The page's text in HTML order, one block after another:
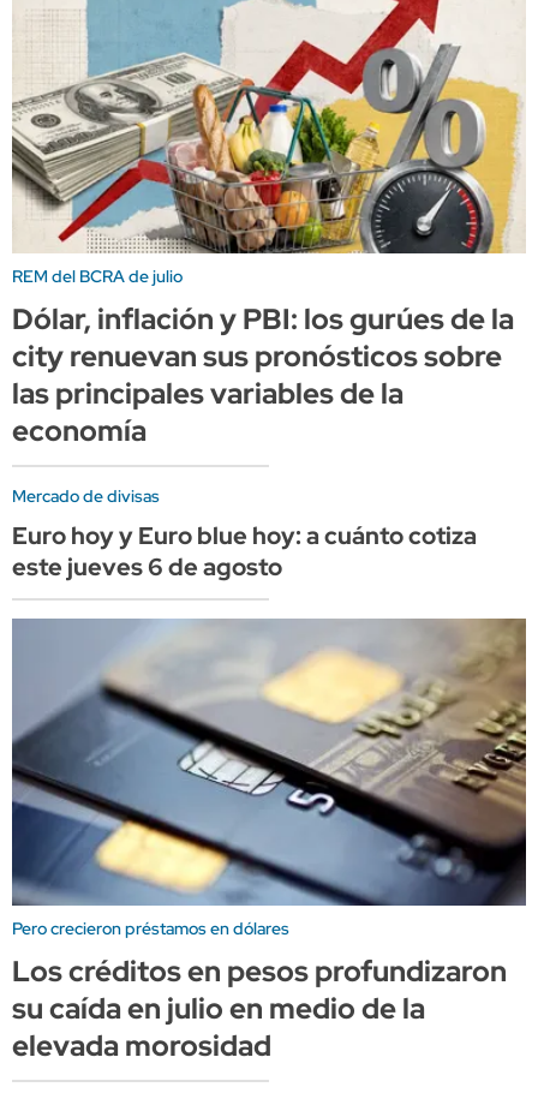
REM del BCRA de julio
Dólar, inflación y PBI: los gurúes de la
city renuevan sus pronósticos sobre
las principales variables de la
economía
Mercado de divisas
Euro hoy y Euro blue hoy: a cuánto cotiza
este jueves 6 de agosto
Pero crecieron préstamos en dólares
Los créditos en pesos profundizaron
su caída en julio en medio de la
elevada morosidad